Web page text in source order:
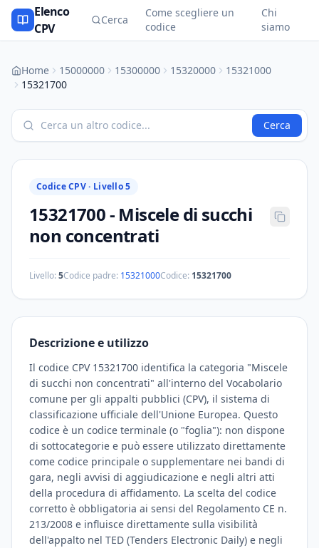
Elenco
CPV
Cerca
Come scegliere un
codice
Chi
siamo
Home 15000000 15300000 15320000
15321000
15321700
Cerca
Codice CPV · Livello 5
15321700- Miscele di succhi
non concentrati
Livello:5Codice padre: 15321000Codice: 15321700
Descrizione e utilizzo
Il codice CPV 15321700 identifica la categoria "Miscele
di succhi non concentrati" all'interno del Vocabolario
comune per gli appalti pubblici (CPV), il sistema di
classificazione ufficiale dell'Unione Europea. Questo
codice è un codice terminale (o "foglia"): non dispone
di sottocategorie e può essere utilizzato direttamente
come codice principale o supplementare nei bandi di
gara, negli avvisi di aggiudicazione e negli altri atti
della procedura di affidamento. La scelta del codice
corretto è obbligatoria ai sensi del Regolamento CE n.
213/2008 e influisce direttamente sulla visibilità
dell'appalto nel TED (Tenders Electronic Daily) e negli